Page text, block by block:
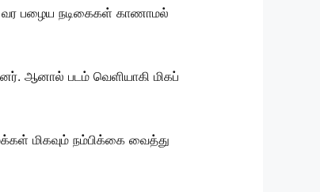
வர பழைய நடிகைகள் காணாமல்
ஆனால் படம் வெளியாகி மிகப்
மிகவும் நம்பிக்கை வைத்து